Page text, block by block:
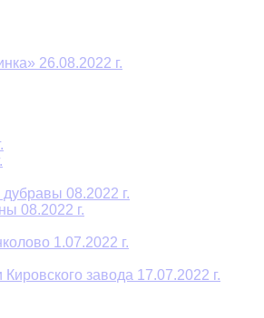
26.08.2022 г.
08.2022 г.
08.2022 г.
1.07.2022 г.
завода 17.07.2022 г.